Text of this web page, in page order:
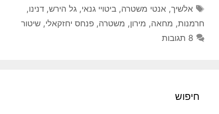
תגיות
אלשיך, אנטי משטרה,ביטויי גנאי,גל הירש,דנינו,
חרמנות, מחאה, מירון, משטרה, פנחס יחזקאלי, שיטור
8 תגובות
חיפוש